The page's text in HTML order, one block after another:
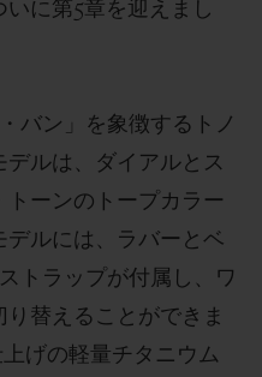
に第5章を迎えまし
バン」を象徴するトノ
ルは、ダイアルとス
トーンのトープカラー
ルには、ラバーとベ
トラップが付属し、ワ
替えることができま
げの軽量チタニウム